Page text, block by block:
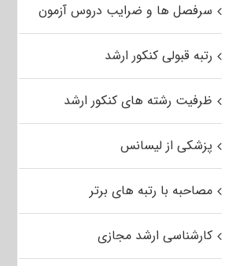
سرفصل ها و ضرایب دروس آزمون
رتبه قبولی کنکور ارشد
ظرفیت رشته های کنکور ارشد
پزشکی از لیسانس
مصاحبه با رتبه های برتر
کارشناسی ارشد مجازی